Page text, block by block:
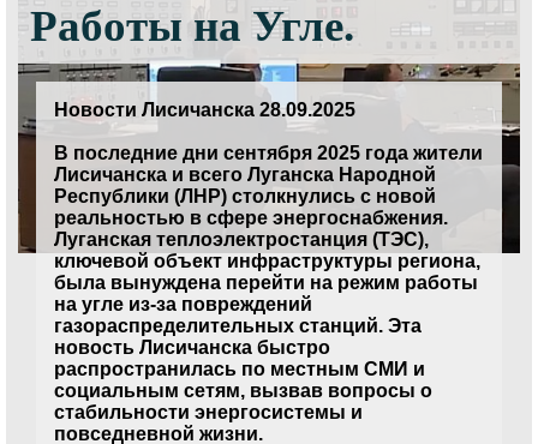
Работы на Угле.
Новости Лисичанска 28.09.2025
В последние дни сентября 2025 года жители
Лисичанска и всего Луганска Народной
Республики (ЛНР) столкнулись с новой
реальностью в сфере энергоснабжения.
Луганская теплоэлектростанция (ТЭС),
ключевой объект инфраструктуры региона,
была вынуждена перейти на режим работы
на угле из-за повреждений
газораспределительных станций. Эта
новость Лисичанска быстро
распространилась по местным СМИ и
социальным сетям, вызвав вопросы о
стабильности энергосистемы и
повседневной жизни.